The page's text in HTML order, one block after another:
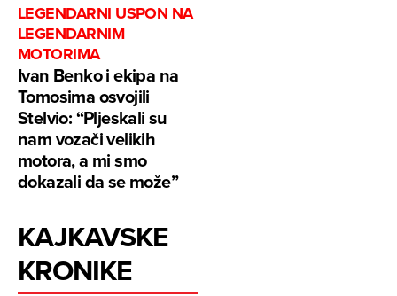
LEGENDARNI USPON NA
LEGENDARNIM
MOTORIMA
Ivan Benko i ekipa na
Tomosima osvojili
Stelvio: “Pljeskali su
nam vozači velikih
motora, a mi smo
dokazali da se može”
KAJKAVSKE
KRONIKE